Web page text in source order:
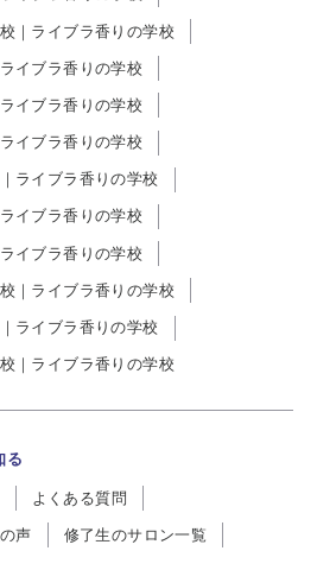
｜ライブラ香りの学校
イブラ香りの学校
イブラ香りの学校
イブラ香りの学校
ライブラ香りの学校
イブラ香りの学校
イブラ香りの学校
｜ライブラ香りの学校
ライブラ香りの学校
｜ライブラ香りの学校
る
よくある質問
声 修了生のサロン一覧